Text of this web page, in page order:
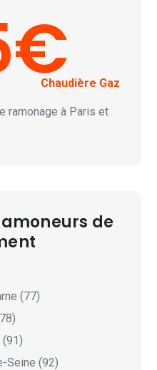
Chaudière Gaz
ramonage à Paris et
de
(77)
(91)
Seine (92)